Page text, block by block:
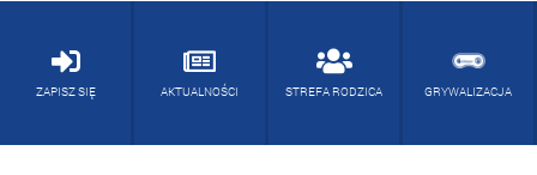
ZAPISZ SIĘ AKTUALNOŚCI STREFA RODZICA GRYWALIZACJA